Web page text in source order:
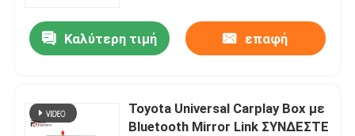
Καλύτερη τιμή επαφή
Toyota Universal Carplay Box με
Bluetooth Mirror Link ΣΥΝΔΕΣΤΕ